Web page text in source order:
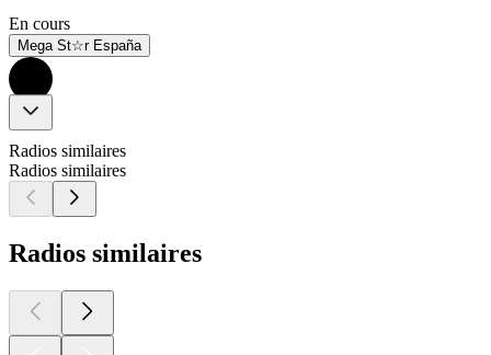
En cours
Mega St☆r España
Radios similaires
Radios similaires
Radios similaires